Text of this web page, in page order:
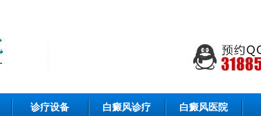
诊疗设备 白癜风诊疗 白癜风医院